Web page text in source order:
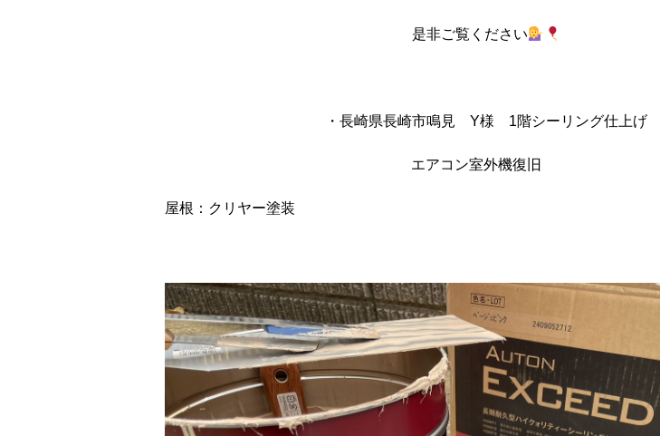
是非ご覧ください
・長崎県長崎市鳴見 Y様 1階シーリング仕上げ
エアコン室外機復旧
屋根：クリヤー塗装